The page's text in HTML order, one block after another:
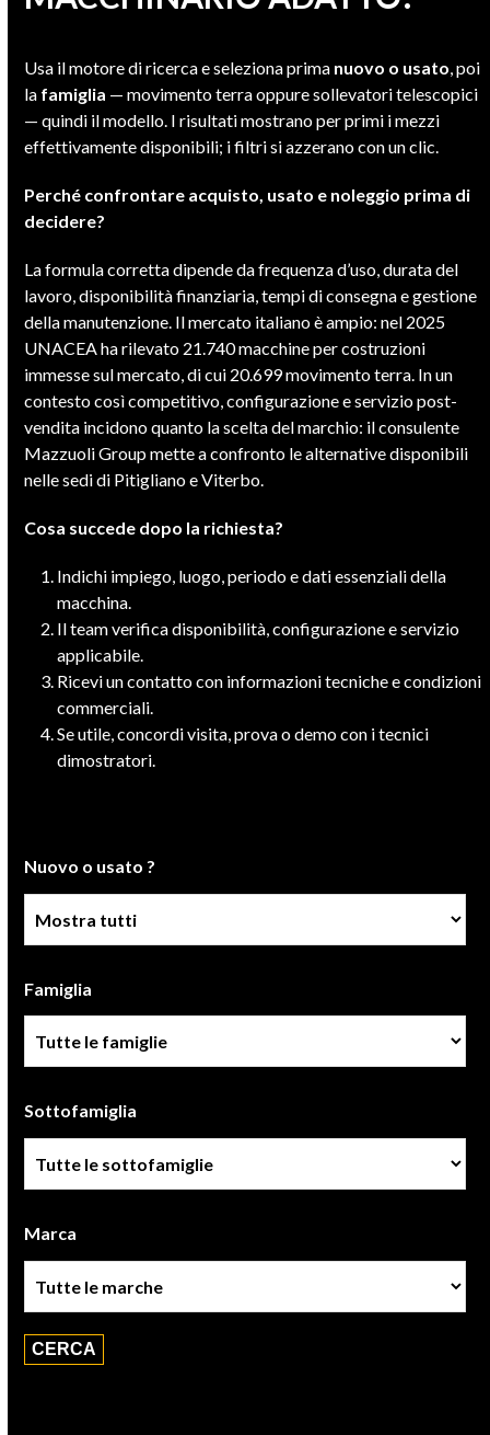
Usa il motore di ricerca e seleziona prima nuovo o usato, poi
la famiglia — movimento terra oppure sollevatori telescopici
— quindi il modello. I risultati mostrano per primi i mezzi
effettivamente disponibili; i filtri si azzerano con un clic.
Perché confrontare acquisto, usato e noleggio prima di
decidere?
La formula corretta dipende da frequenza d’uso, durata del
lavoro, disponibilità finanziaria, tempi di consegna e gestione
della manutenzione. Il mercato italiano è ampio: nel 2025
UNACEA ha rilevato 21.740 macchine per costruzioni
immesse sul mercato, di cui 20.699 movimento terra. In un
contesto così competitivo, configurazione e servizio post-
vendita incidono quanto la scelta del marchio: il consulente
Mazzuoli Group mette a confronto le alternative disponibili
nelle sedi di Pitigliano e Viterbo.
Cosa succede dopo la richiesta?
Indichi impiego, luogo, periodo e dati essenziali della
macchina.
Il team verifica disponibilità, configurazione e servizio
applicabile.
Ricevi un contatto con informazioni tecniche e condizioni
commerciali.
Se utile, concordi visita, prova o demo con i tecnici
dimostratori.
Nuovo o usato ?
Famiglia
Sottofamiglia
Marca